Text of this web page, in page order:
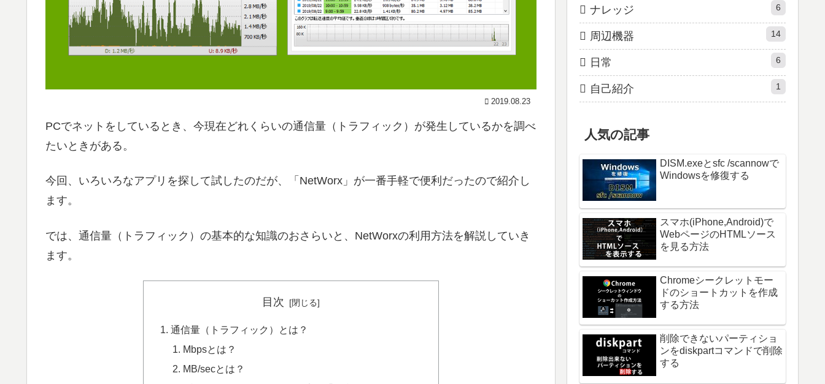
2019.08.23
PCでネットをしているとき、今現在どれくらいの通信量（トラフィック）が発生しているかを調べ
たいときがある。
今回、いろいろなアプリを探して試したのだが、「NetWorx」が一番手軽で便利だったので紹介し
ます。
では、通信量（トラフィック）の基本的な知識のおさらいと、NetWorxの利用方法を解説していき
ます。
目次
通信量（トラフィック）とは？
Mbpsとは？
MB/secとは？
ナレッジ 6
周辺機器 14
日常 6
自己紹介 1
人気の記事
DISM.exeとsfc /scannowで
Windowsを修復する
スマホ(iPhone,Android)で
WebページのHTMLソース
を見る方法
Chromeシークレットモー
ドのショートカットを作成
する方法
削除できないパーティショ
ンをdiskpartコマンドで削除
する